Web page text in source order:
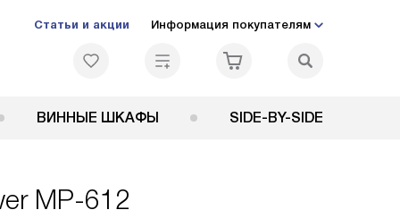
Статьи и акции Информация покупателям
ВИННЫЕ ШКАФЫ SIDE-BY-SIDE
MP-612